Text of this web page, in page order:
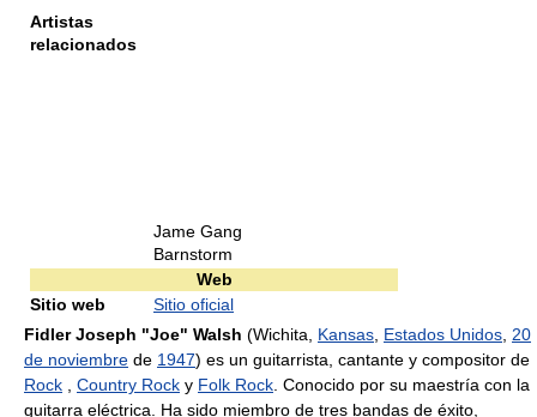
Artistas
relacionados
Jame Gang
Barnstorm
Web
Sitio web
Sitio oficial
Fidler Joseph "Joe" Walsh (Wichita, Kansas Estados Unidos 20
de noviembre de 1947) es un guitarrista, cantante y compositor de
Rock
Country Rock y Folk Rock . Conocido por su maestría con la
guitarra eléctrica. Ha sido miembro de tres bandas de éxito,